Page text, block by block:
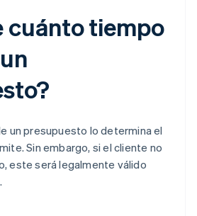
cuánto tiempo
un presupuesto lo determina el
Sin embargo, si el cliente no
este será legalmente válido